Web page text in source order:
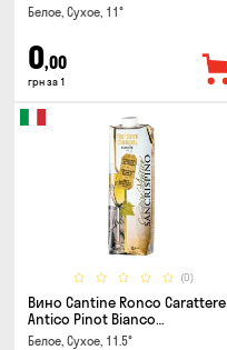
Белое, Сухое, 11°
0,00
грн за 1
(0)
Вино Cantine Ronco Carattere
Antico Pinot Bianco
Chardonnay Rubicone IGT 1л
Белое, Сухое, 11.5°